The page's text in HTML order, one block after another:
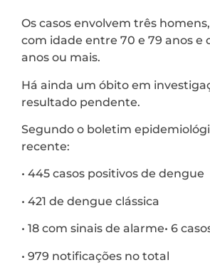
Os casos envolvem três
com idade entre 70 e 79 anos e
anos ou mais.
Há ainda um óbito em
resultado pendente.
Segundo o boletim
recente:
• 445 casos positivos de dengue
• 421 de dengue clássica
• 18 com sinais de alarme• 6
• 979 notificações no total